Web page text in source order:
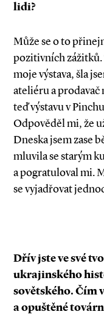
lidi?
Může se o to
pozitivních zážitků.
moje výstava, šla
ateliéru a prodavač
teď výstavu v
Odpověděl mi, že
Dneska jsem zase
mluvila se starým
a pogratuloval mi.
se vyjadřovat
Dřív jste ve své
ukrajinského
sovětského. Čím
a opuštěné